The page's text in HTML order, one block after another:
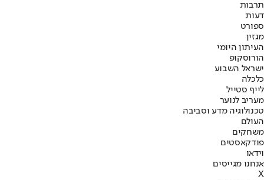
תרבות
דעות
ספורט
מגזין
העיתון היומי
הורוסקופ
ישראל השבוע
כלכלה
לייף סטייל
מעריב לנוער
טכנולוגיה מדע וסביבה
העולם
משחקים
פודקאסטים
וידאו
אנחנו מגייסים
X